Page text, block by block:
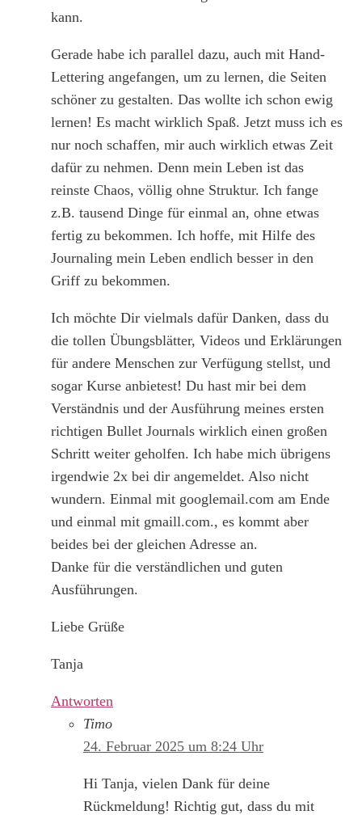
kann.
Gerade habe ich parallel dazu, auch mit Hand-
Lettering angefangen, um zu lernen, die Seiten
schöner zu gestalten. Das wollte ich schon ewig
lernen! Es macht wirklich Spaß. Jetzt muss ich es
nur noch schaffen, mir auch wirklich etwas Zeit
dafür zu nehmen. Denn mein Leben ist das
reinste Chaos, völlig ohne Struktur. Ich fange
z.B. tausend Dinge für einmal an, ohne etwas
fertig zu bekommen. Ich hoffe, mit Hilfe des
Journaling mein Leben endlich besser in den
Griff zu bekommen.
Ich möchte Dir vielmals dafür Danken, dass du
die tollen Übungsblätter, Videos und Erklärungen
für andere Menschen zur Verfügung stellst, und
sogar Kurse anbietest! Du hast mir bei dem
Verständnis und der Ausführung meines ersten
richtigen Bullet Journals wirklich einen großen
Schritt weiter geholfen. Ich habe mich übrigens
irgendwie 2x bei dir angemeldet. Also nicht
wundern. Einmal mit googlemail.com am Ende
und einmal mit gmaill.com., es kommt aber
beides bei der gleichen Adresse an.
Danke für die verständlichen und guten
Ausführungen.
Liebe Grüße
Tanja
Antworten
Timo
24. Februar 2025 um 8:24 Uhr
Hi Tanja, vielen Dank für deine
Rückmeldung! Richtig gut, dass du mit